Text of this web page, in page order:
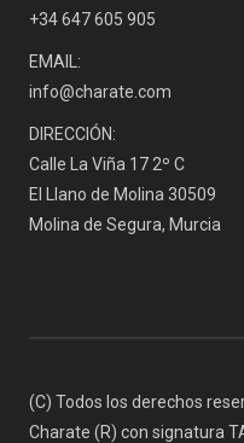
+34 647 605 905
EMAIL:
info@charate.com
DIRECCIÓN:
Calle La Viña 17 2º C
El Llano de Molina 30509
Molina de Segura, Murcia
(C) Todos los derechos
Charate (R) con signatura